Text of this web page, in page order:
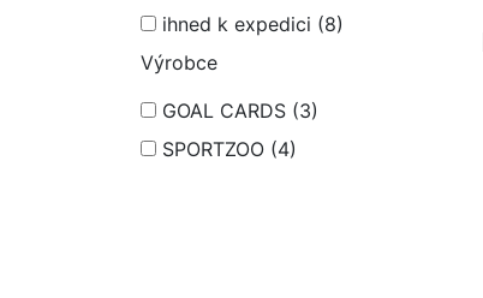
ihned k expedici (8)
Výrobce
GOAL CARDS (3)
SPORTZOO (4)